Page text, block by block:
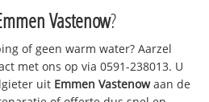
Vastenow?
of geen warm water? Aarzel
met ons op via 0591-238013. U
uit Emmen Vastenowaan de